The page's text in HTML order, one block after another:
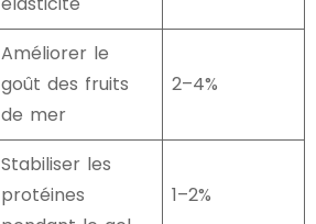
Améliorer le
goût des fruits
de mer
2–4%
Stabiliser les
protéines
1–2%